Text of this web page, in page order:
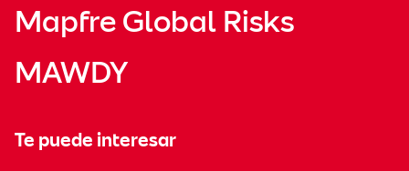
Mapfre Global Risks
MAWDY
Te puede interesar